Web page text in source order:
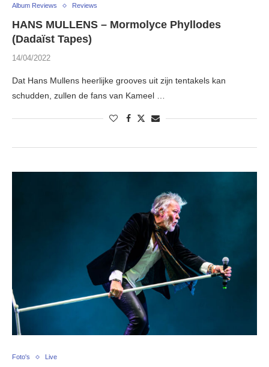
Album Reviews Reviews
HANS MULLENS – Mormolyce Phyllodes
(Dadaïst Tapes)
14/04/2022
Dat Hans Mullens heerlijke grooves uit zijn tentakels kan
schudden, zullen de fans van Kameel …
Foto's Live